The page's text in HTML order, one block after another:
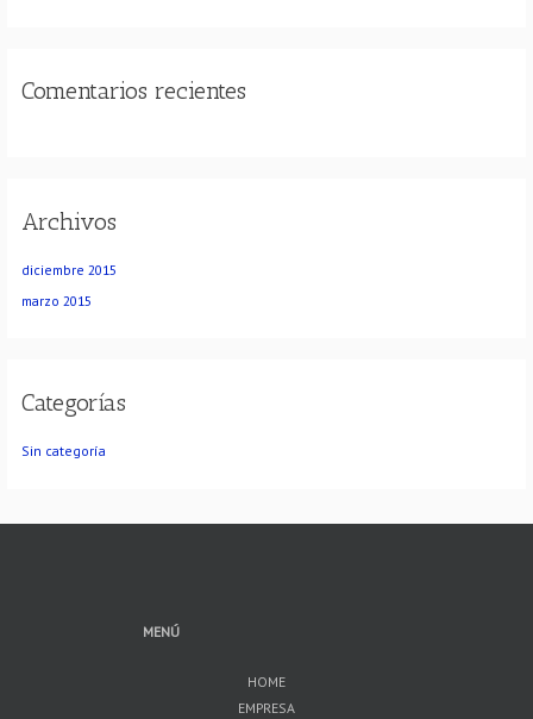
Comentarios recientes
Archivos
diciembre 2015
marzo 2015
Categorías
Sin categoría
MENÚ
HOME
EMPRESA